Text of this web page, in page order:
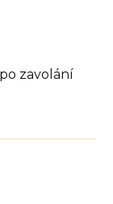
zavolání